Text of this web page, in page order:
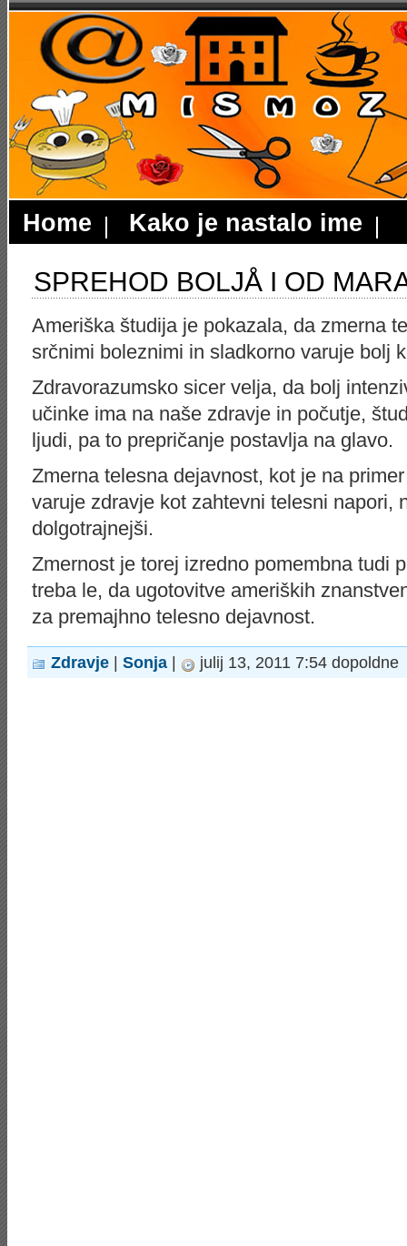
Home Kako je nastalo ime
SPREHOD BOLJÅ I OD
Ameriška študija je pokazala, da zmerna
srčnimi boleznimi in sladkorno varuje bolj
Zdravorazumsko sicer velja, da bolj
učinke ima na naše zdravje in počutje,
ljudi, pa to prepričanje postavlja na glavo.
Zmerna telesna dejavnost, kot je na
varuje zdravje kot zahtevni telesni napori,
dolgotrajnejši.
Zmernost je torej izredno pomembna tudi
treba le, da ugotovitve ameriških
za premajhno telesno dejavnost.
Zdravje Sonja julij 13, 2011 7:54 dopoldne